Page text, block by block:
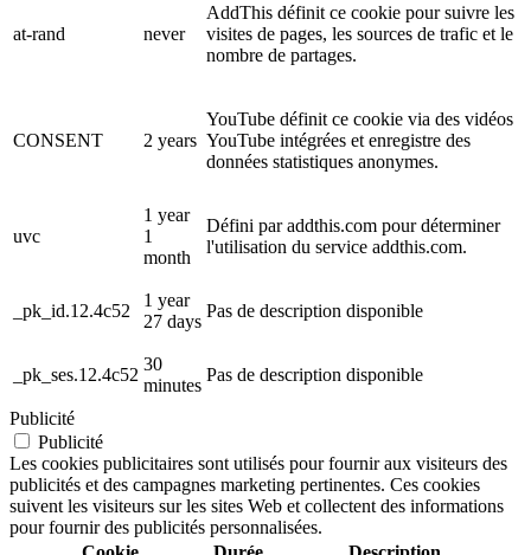
at-rand never
AddThis définit ce cookie pour suivre les
visites de pages, les sources de trafic et le
nombre de partages.
CONSENT 2 years
YouTube définit ce cookie via des vidéos
YouTube intégrées et enregistre des
données statistiques anonymes.
uvc
1 year
1
month
Défini par addthis.com pour déterminer
l'utilisation du service addthis.com.
_pk_id.12.4c52
1 year
27 days
Pas de description disponible
_pk_ses.12.4c52
30
minutes
Pas de description disponible
Publicité
Publicité
Les cookies publicitaires sont utilisés pour fournir aux visiteurs des
publicités et des campagnes marketing pertinentes. Ces cookies
suivent les visiteurs sur les sites Web et collectent des informations
pour fournir des publicités personnalisées.